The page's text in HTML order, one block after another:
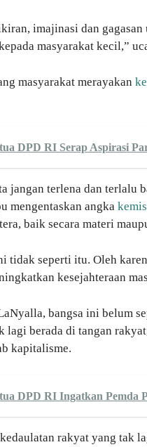
imajinasi dan
masyarakat kecil,”
masyarakat merayakan
DPD RI Serap Aspirasi
jangan terlena dan terlalu
mengentaskan angka
baik secara materi
tidak seperti itu. Oleh
kesejahteraan
bangsa ini belum
lagi berada di tangan
kapitalisme.
DPD RI Ingatkan Pemda
rakyat yang tak